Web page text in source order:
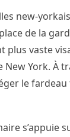
new-
de la
plus vaste
New York.
le
s’appuie